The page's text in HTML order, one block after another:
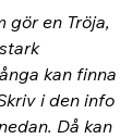
gör en Tröja,
kan finna
i den info
Då kan